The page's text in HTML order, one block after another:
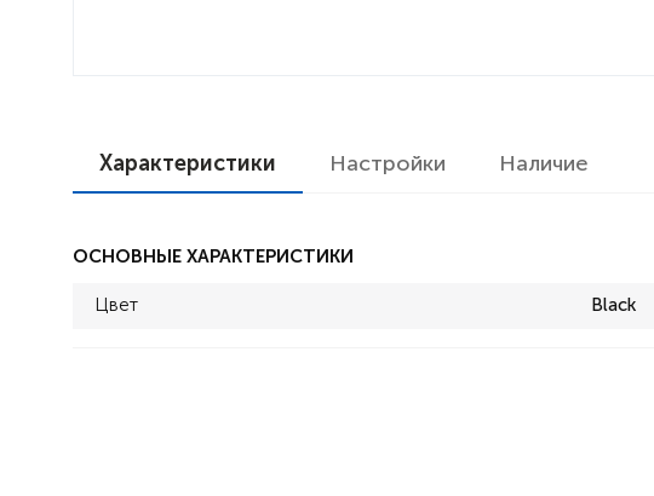
Характеристики Настройки Наличие
ОСНОВНЫЕ ХАРАКТЕРИСТИКИ
Цвет Black